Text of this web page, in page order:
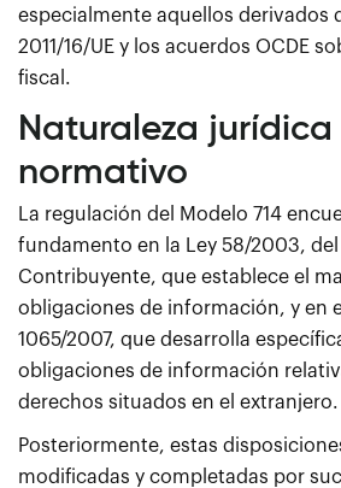
especialmente aquellos derivados
2011/16/UE y los acuerdos OCDE
fiscal.
Naturaleza
normativo
La regulación del Modelo 714
fundamento en la Ley 58/2003, del
Contribuyente, que establece el
obligaciones de información, y en
1065/2007, que desarrolla
obligaciones de información
derechos situados en el extranjero.
Posteriormente, estas
modificadas y completadas por